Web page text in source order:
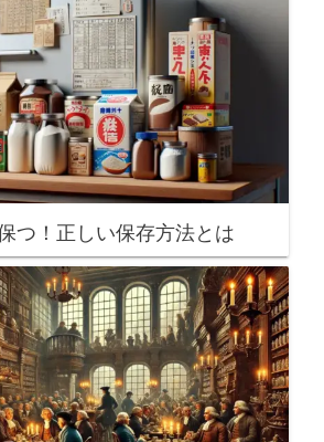
つ！正しい保存方法とは